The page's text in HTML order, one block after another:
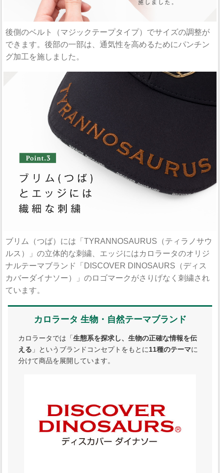
後側のベルト（マジックテープタイプ）でサイズの調整が
できます。後部の一部は、通気性を高めるためにパンチン
グ加工を施しました。
ブリム（つば）には「TYRANNOSAURUS（ティラノサウ
ルス）」の立体的な刺繍、エッジにはカロラータのオリジ
ナルテーマブランド「DISCOVER DINOSAURS（ディス
カバーダイナソー）」のロゴマークがさりげなく刺繍され
ています。
カロラータ 生物・自然テーマブランド
カロラータでは「生態系を探求し、生物の正確な情報を伝
える 」というブランドコンセプトをもとに11種のテーマに
分けて商品を展開しています。